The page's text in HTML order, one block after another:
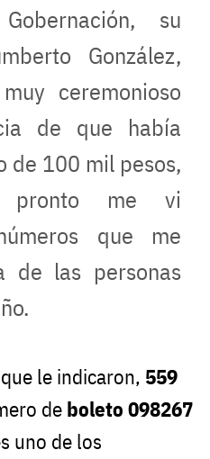
su
González,
ceremonioso
de que había
de 100 mil pesos,
pronto me vi
que me
de las personas
le indicaron, 559
de boleto 098267
uno de los